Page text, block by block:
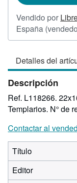
Vendido por
España
Detalles del
Descripción
Ref. L118266.
Templarios. N° de
Contactar al
Título
Editor